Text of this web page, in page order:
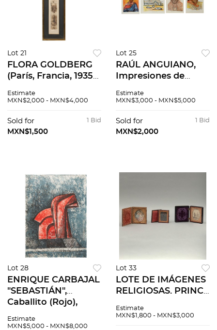
Lot 21
FLORA GOLDBERG
(París, Francia, 1935-),
10 / 20, 55 x 6.5 cm
Estimate
MXN$2,000 - MXN$4,000
1 Bid
Sold for
MXN$1,500
Lot 25
RAÚL ANGUIANO,
Impresiones de
Mawarirra,
papel, Medidas
variables
Estimate
MXN$3,000 - MXN$5,000
1 Bid
Sold for
MXN$2,000
Lot 28
ENRIQUE CARBAJAL
"SEBASTIÁN",
Caballito (Rojo),
38 / 100, 82 x 60 cm
Estimate
MXN$5,000 - MXN$8,000
Lot 33
LOTE DE IMÁGENES
RELIGIOSAS. PRINC.
FAMILIA/MADONA
Estimate
MXN$1,800 - MXN$3,000